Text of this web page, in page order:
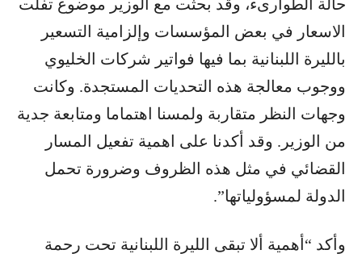
حالة الطوارىء، وقد بحثت مع الوزير موضوع تفلت
الاسعار في بعض المؤسسات وإلزامية التسعير
بالليرة اللبنانية بما فيها فواتير شركات الخليوي
ووجوب معالجة هذه التحديات المستجدة. وكانت
وجهات النظر متقاربة ولمسنا اهتماما ومتابعة جدية
من الوزير. وقد أكدنا على اهمية تفعيل المسار
القضائي في مثل هذه الظروف وضرورة تحمل
الدولة لمسؤولياتها”.
وأكد “أهمية ألا تبقى الليرة اللبنانية تحت رحمة